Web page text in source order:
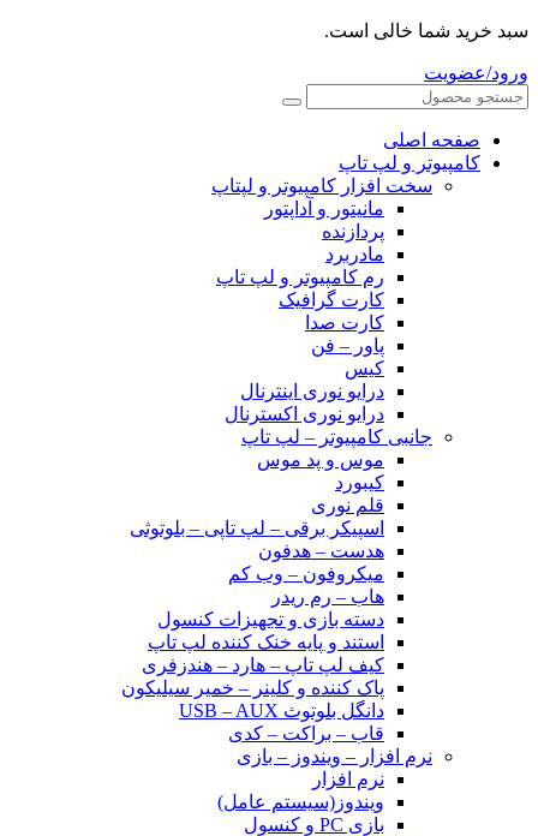
سبد خرید شما خالی است.
ورود/عضویت
صفحه اصلی
کامپیوتر و‌‌‌‌‌ لپ تاپ
سخت افزار کامپیوتر و لپتاپ
مانیتور و آداپتور
پردازنده
مادربرد
رم کامپیوتر و لپ تاپ
کارت گرافیک
کارت صدا
پاور – فن
کیس
درایو نوری اینترنال
درایو نوری اکسترنال
جانبی کامپیوتر – لپ تاپ
موس و پد موس
کیبورد
قلم نوری
اسپیکر برقی – لپ تاپی – بلوتوثی
هدست – هدفون
میکروفون – وب کم
هاب – رم ریدر
دسته بازی و تجهیزات کنسول
استند و پایه خنک کننده لپ تاپ
کیف لپ تاپ – هارد – هندزفری
پاک کننده و کلینر – خمیر سیلیکون
دانگل بلوتوث USB – AUX
قاب – براکت – کدی
نرم افزار – ویندوز – بازی
نرم افزار
ویندوز(سیستم عامل)
بازی PC و کنسول